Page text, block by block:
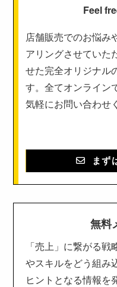
Feel
店舗販売でのお悩み
アリングさせていた
せた完全オリジナル
す。全てオンライン
気軽にお問い合わせ
まず
無料
「売上」に繋がる
やスキルをどう組み
ヒントとなる情報を